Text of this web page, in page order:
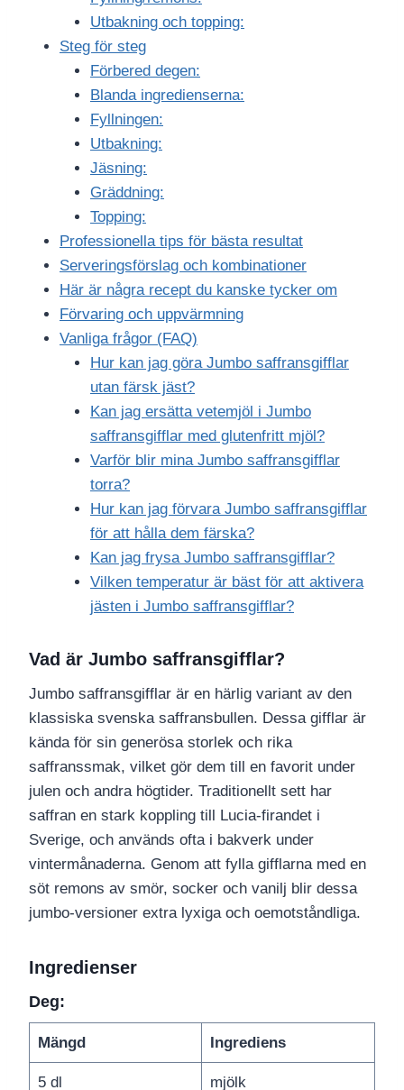
Utbakning och topping:
Steg för steg
Förbered degen:
Blanda ingredienserna:
Fyllningen:
Utbakning:
Jäsning:
Gräddning:
Topping:
Professionella tips för bästa resultat
Serveringsförslag och kombinationer
Här är några recept du kanske tycker om
Förvaring och uppvärmning
Vanliga frågor (FAQ)
Hur kan jag göra Jumbo saffransgifflar
utan färsk jäst?
Kan jag ersätta vetemjöl i Jumbo
saffransgifflar med glutenfritt mjöl?
Varför blir mina Jumbo saffransgifflar
torra?
Hur kan jag förvara Jumbo saffransgifflar
för att hålla dem färska?
Kan jag frysa Jumbo saffransgifflar?
Vilken temperatur är bäst för att aktivera
jästen i Jumbo saffransgifflar?
Vad är Jumbo saffransgifflar?
Jumbo saffransgifflar är en härlig variant av den
klassiska svenska saffransbullen. Dessa gifflar är
kända för sin generösa storlek och rika
saffranssmak, vilket gör dem till en favorit under
julen och andra högtider. Traditionellt sett har
saffran en stark koppling till Lucia-firandet i
Sverige, och används ofta i bakverk under
vintermånaderna. Genom att fylla gifflarna med en
söt remons av smör, socker och vanilj blir dessa
jumbo-versioner extra lyxiga och oemotståndliga.
Ingredienser
Deg:
Mängd Ingrediens
5 dl mjölk